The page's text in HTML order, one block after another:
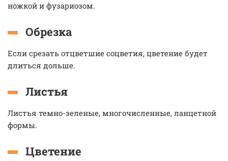
ножкой и фузариозом.
Обрезка
Если срезать отцветшие соцветия, цветение будет
длиться дольше.
Листья
Листья темно-зеленые, многочисленные, ланцетной
формы.
Цветение